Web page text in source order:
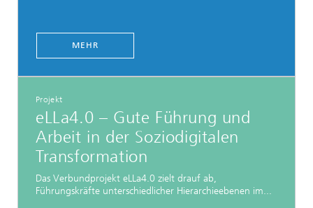
MEHR
Projekt
eLLa4.0 – Gute Führung und
Arbeit in der Soziodigitalen
Transformation
Das Verbundprojekt eLLa4.0 zielt drauf ab,
Führungskräfte unterschiedlicher Hierarchieebenen im...